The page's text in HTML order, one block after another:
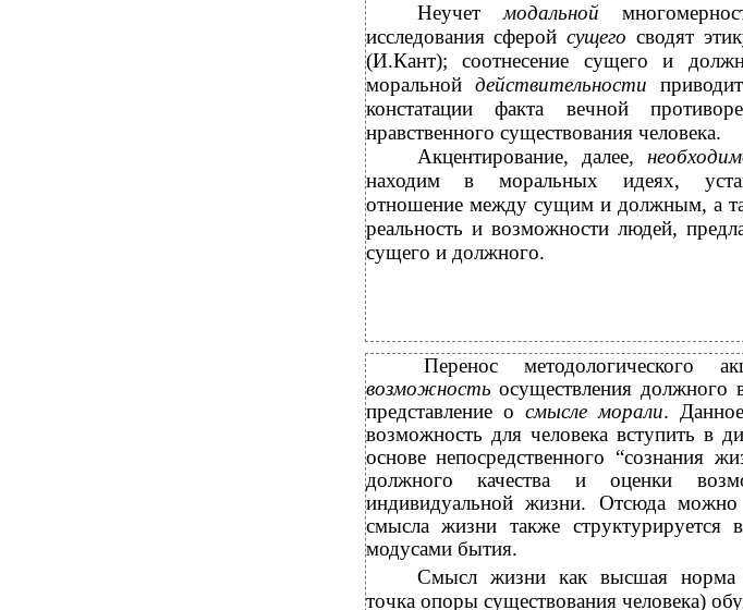
Неучетмодальной
исследования сферойсущегосводят
(И.Кант); соотнесение сущего и
моральной действительности
констатации факта вечной
нравственного существования человека.
Акцентирование, далее,
находим в моральных идеях,
отношение между сущим и должным, а
реальность и возможности людей,
сущего и должного.
Перенос методологического
возможностьосуществления должного
представление о смысле морали.
возможность для человека вступить в
основе непосредственного “сознания
должного качества и оценки
индивидуальной жизни. Отсюда
смысла жизни также структурируется
модусами бытия.
Смысл жизни как высшая норма
точка опоры существования человека)